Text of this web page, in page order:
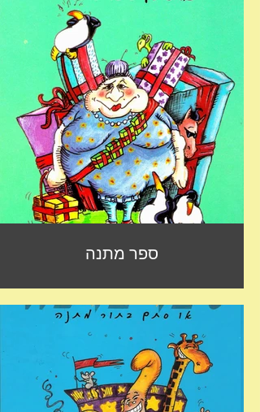
ספר מתנה